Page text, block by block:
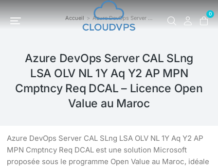
0
Vous êtes ici : Accueil Azure DevOps Server …
Azure DevOps Server CAL SLng
LSA OLV NL 1Y Aq Y2 AP MPN
Cmptncy Req DCAL – Licence Open
Value au Maroc
Azure DevOps Server CAL SLng LSA OLV NL 1Y Aq Y2 AP
MPN Cmptncy Req DCAL est une solution Microsoft
proposée sous le programme Open Value au Maroc, idéale